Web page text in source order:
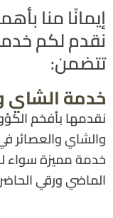
إيمانًا منا
نقدم لكم
تتضمن:
خدمة الشاي
نقدمها بأفخم
والشاي والعصائر
خدمة مميزة سواء
الماضي ورقي